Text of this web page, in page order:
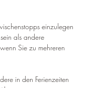
einzulegen
als andere
Sie zu mehreren
in den Ferienzeiten